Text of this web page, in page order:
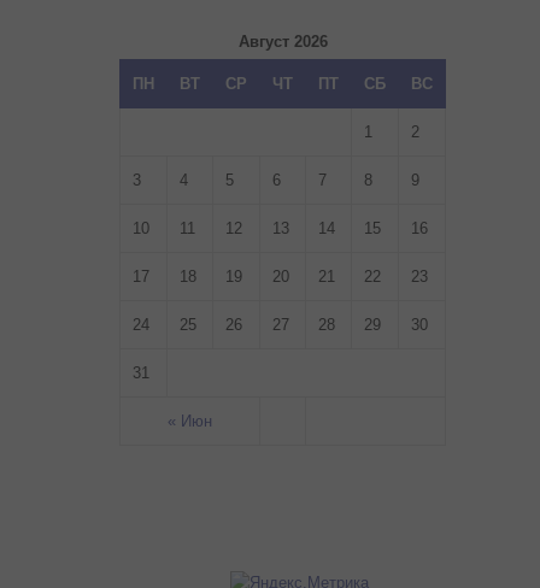
Август 2026
ПН ВТ СР ЧТ ПТ СБ ВС
« Июн
1 2
3 4 5 6 7 8 9
10 11 12 13 14 15 16
17 18 19 20 21 22 23
24 25 26 27 28 29 30
31